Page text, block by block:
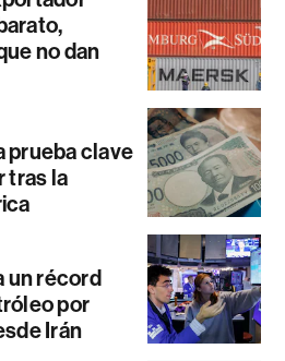
no dan
prueba clave
tras la
un récord
por
Irán